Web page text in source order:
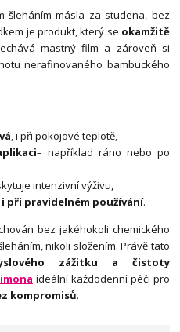
šleháním másla za studena, bez
je produkt, který se okamžitě
mastný film a zároveň si
nerafinovaného bambuckého
, i při pokojové teplotě,
– například ráno nebo po
intenzivní výživu,
při pravidelném používání.
bez jakéhokoli chemického
nikoli složením. Právě tato
zážitku a čistoty
ideální každodenní péči pro
kompromisů.